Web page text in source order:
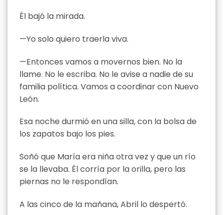
Él bajó la mirada.
—Yo solo quiero traerla viva.
—Entonces vamos a movernos bien. No la
llame. No le escriba. No le avise a nadie de su
familia política. Vamos a coordinar con Nuevo
León.
Esa noche durmió en una silla, con la bolsa de
los zapatos bajo los pies.
Soñó que María era niña otra vez y que un río
se la llevaba. Él corría por la orilla, pero las
piernas no le respondían.
A las cinco de la mañana, Abril lo despertó.